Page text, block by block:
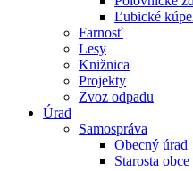
Ľubické
Farnosť
Lesy
Knižnica
Projekty
Zvoz odpadu
Úrad
Samospráva
Obecný úrad
Starosta obce